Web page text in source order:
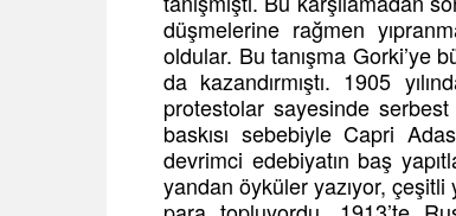
düşmelerine rağmen
oldular. Bu tanışma Gorki’ye
da kazandırmıştı. 1905
protestolar sayesinde serbest
baskısı sebebiyle Capri
devrimci edebiyatın baş
yandan öyküler yazıyor,